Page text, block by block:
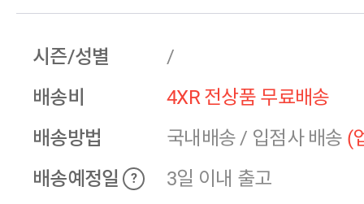
시즌/성별
/
배송비
4XR 전상품 무료배송
배송방법
국내배송 / 입점사 배송 (
배송예정일
?
3일 이내 출고